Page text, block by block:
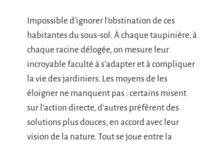
Impossible d’ignorer l’obstination de ces
habitantes du sous-sol. À chaque taupinière, à
chaque racine délogée, on mesure leur
incroyable faculté à s’adapter et à compliquer
la vie des jardiniers. Les moyens de les
éloigner ne manquent pas : certains misent
sur l’action directe, d’autres préfèrent des
solutions plus douces, en accord avec leur
vision de la nature. Tout se joue entre la